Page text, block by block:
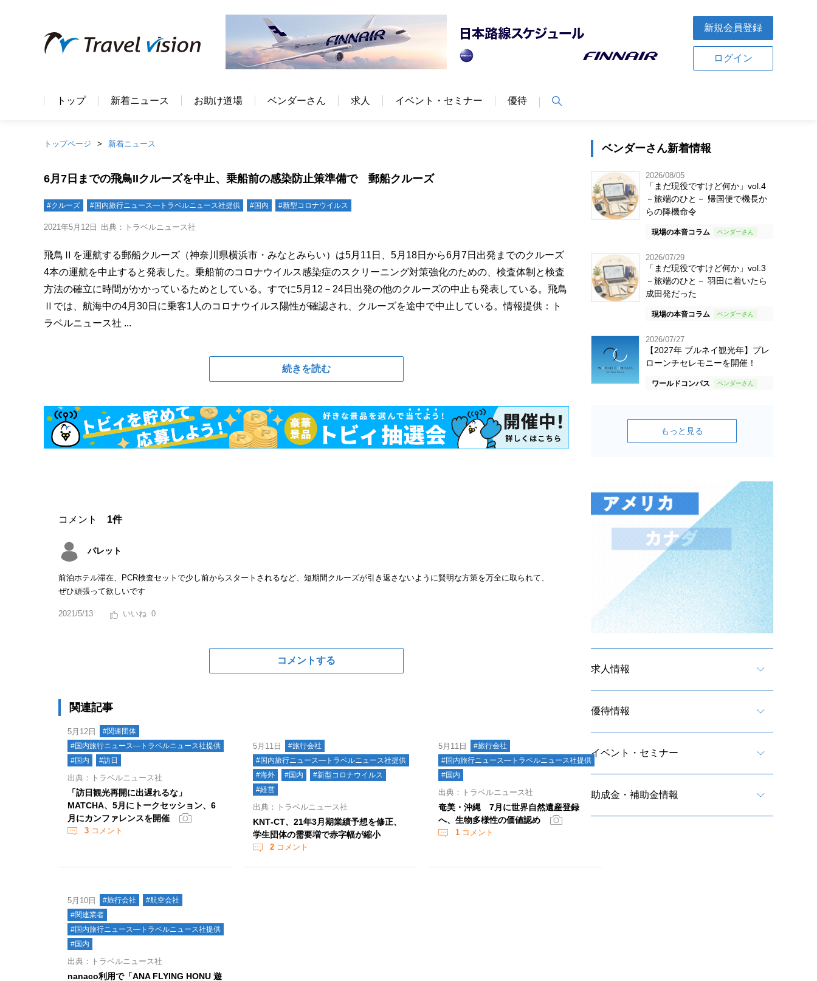
新規会員登録
ログイン
トップ 新着ニュース お助け道場 ベンダーさん 求人 イベント・セミナー 優待
トップページ 新着ニュース
6月7日までの飛鳥IIクルーズを中止、乗船前の感染防止策準備で 郵船クルーズ
#クルーズ #国内旅行ニュース―トラベルニュース社提供 #国内 #新型コロナウイルス
2021年5月12日 出典：トラベルニュース社
飛鳥Ⅱを運航する郵船クルーズ（神奈川県横浜市・みなとみらい）は5月11日、5月18日から6月7日出発までのクルーズ
4本の運航を中止すると発表した。乗船前のコロナウイルス感染症のスクリーニング対策強化のための、検査体制と検査
方法の確立に時間がかかっているためとしている。すでに5月12－24日出発の他のクルーズの中止も発表している。飛鳥
Ⅱでは、航海中の4月30日に乗客1人のコロナウイルス陽性が確認され、クルーズを途中で中止している。情報提供：ト
ラベルニュース社 ...
続きを読む
コメント 1件
パレット
前泊ホテル滞在、PCR検査セットで少し前からスタートされるなど、短期間クルーズが引き返さないように賢明な方策を万全に取られて、
ぜひ頑張って欲しいです
2021/5/13 0
コメントする
関連記事
5月12日
#関連団体
#国内旅行ニュース―トラベルニュース社提供
#国内
#訪日
出典：トラベルニュース社
「訪日観光再開に出遅れるな」
MATCHA、5月にトークセッション、6
月にカンファレンスを開催
3 コメント
5月11日
#旅行会社
#国内旅行ニュース―トラベルニュース社提供
#海外
#国内
#新型コロナウイルス
#経営
出典：トラベルニュース社
KNT‐CT、21年3月期業績予想を修正、
学生団体の需要増で赤字幅が縮小
2 コメント
5月11日
#旅行会社
#国内旅行ニュース―トラベルニュース社提供
#国内
出典：トラベルニュース社
奄美・沖縄 7月に世界自然遺産登録
へ、生物多様性の価値認め
1 コメント
5月10日 #旅行会社
#航空会社
#関連業者
#国内旅行ニュース―トラベルニュース社提供
#国内
出典：トラベルニュース社
nanaco利用で「ANA FLYING HONU 遊
ベンダーさん新着情報
2026/08/05
「まだ現役ですけど何か」vol.4
－旅端のひと－ 帰国便で機長か
らの降機命令
現場の本音コラム
2026/07/29
「まだ現役ですけど何か」vol.3
－旅端のひと－ 羽田に着いたら
成田発だった
現場の本音コラム
2026/07/27
【2027年 ブルネイ観光年】プレ
ローンチセレモニーを開催！
ワールドコンパス
もっと見る
求人情報
優待情報
イベント・セミナー
助成金・補助金情報